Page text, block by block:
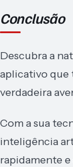
Conclusão
Descubra a
aplicativo que
verdadeira
Com a sua
inteligência
rapidamente